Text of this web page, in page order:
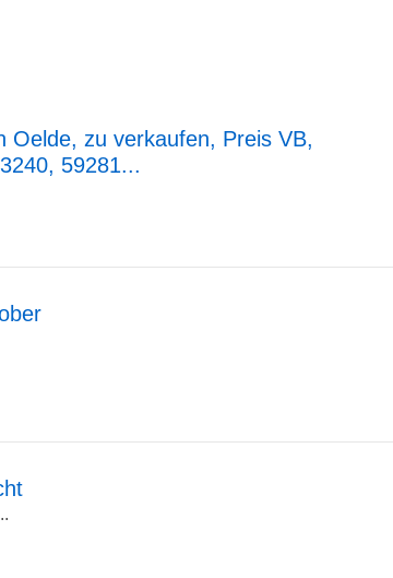
Oelde, zu verkaufen, Preis VB,
59281...